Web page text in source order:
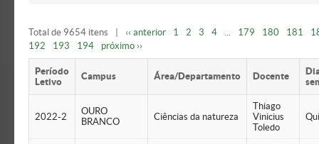
Total de 9654 itens ‹‹ anterior 1 2 3 4 ... 179 180 181
192
193 194 próximo ››
Período
Letivo
Campus Área/Departamento Docente
2022-2
OURO
BRANCO
Ciências da natureza
Thiago
Vinicius
Toledo